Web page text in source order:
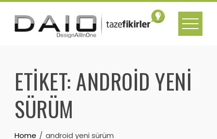
Skip
content
ETIKET: ANDROID YENI
SÜRÜM
Home android yeni sürüm